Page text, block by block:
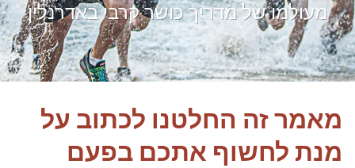
מעולמו של מדריך כושר קרבי באדרנלין
מאמר זה החלטנו לכתוב על
מנת לחשוף אתכם בפעם